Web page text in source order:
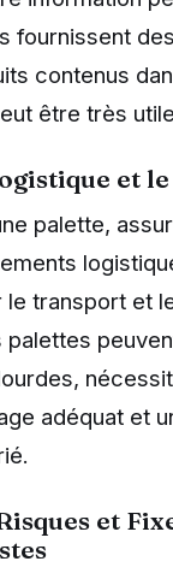
fournissent
contenus
être très
et
palette,
le transport et
palettes
adéquat et
et